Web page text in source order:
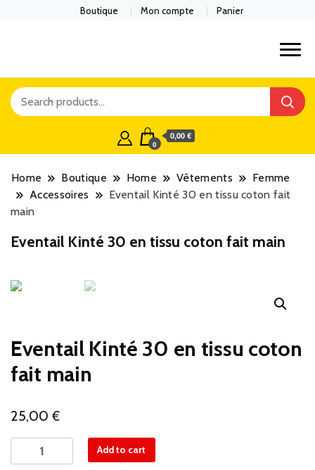
Boutique Mon compte Panier
0
0,00 €
Home Boutique Home Vêtements
Femme
Accessoires
Eventail Kinté 30 en tissu coton fait
main
Eventail Kinté 30 en tissu coton fait main
Eventail Kinté 30 en tissu coton
fait main
25,00 €
Eventail
Kinté
Add to cart